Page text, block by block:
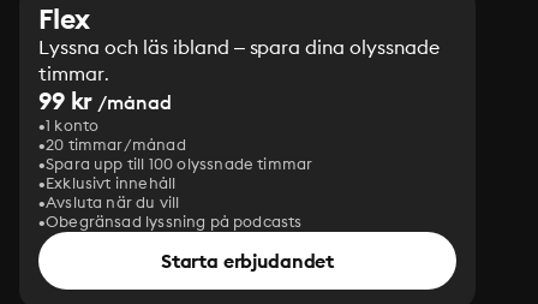
Flex
Lyssna och läs ibland – spara dina olyssnade
timmar.
99 kr /månad
1 konto
20 timmar/månad
Spara upp till 100 olyssnade timmar
Exklusivt innehåll
Avsluta när du vill
Obegränsad lyssning på podcasts
Starta erbjudandet